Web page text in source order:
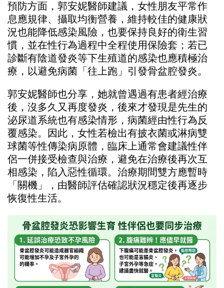
預防方面，郭安妮醫師建議，女性朋友平常作
息應規律、攝取均衡營養，維持較佳的健康狀
況也能降低感染風險，也要保持良好的衛生習
慣，並在性行為過程中全程使用保險套；若已
診斷有陰道發炎等下生殖道的感染也應積極治
療，以避免病菌「往上跑」引發骨盆腔發炎。
郭安妮醫師也分享，她就曾遇過有患者經治療
後，沒多久又再度發炎，後來才發現是先生的
泌尿道系統也有感染情形，病菌經由性行為反
覆感染。因此，女性若檢出有披衣菌或淋病雙
球菌等性傳染病原體，臨床上通常會建議性伴
侶一併接受檢查與治療，避免在治療後再次互
相感染，陷入惡性循環。治療期間雙方應暫時
「關機」，由醫師評估確認狀況穩定後再逐步
恢復性生活。